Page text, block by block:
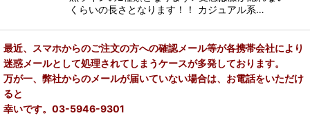
くらいの長さとなります！！ カジュアル系…
最近、スマホからのご注文の方への確認メール等が各携帯会社により
迷惑メールとして処理されてしまうケースが多発しております。
万が一、弊社からのメールが届いていない場合は、お電話をいただけ
ると
幸いです。03-5946-9301